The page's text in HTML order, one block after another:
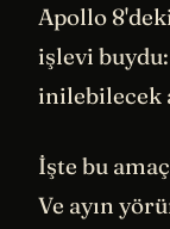
Apollo
işlevi
inilebilecek
İşte bu
Ve ayın